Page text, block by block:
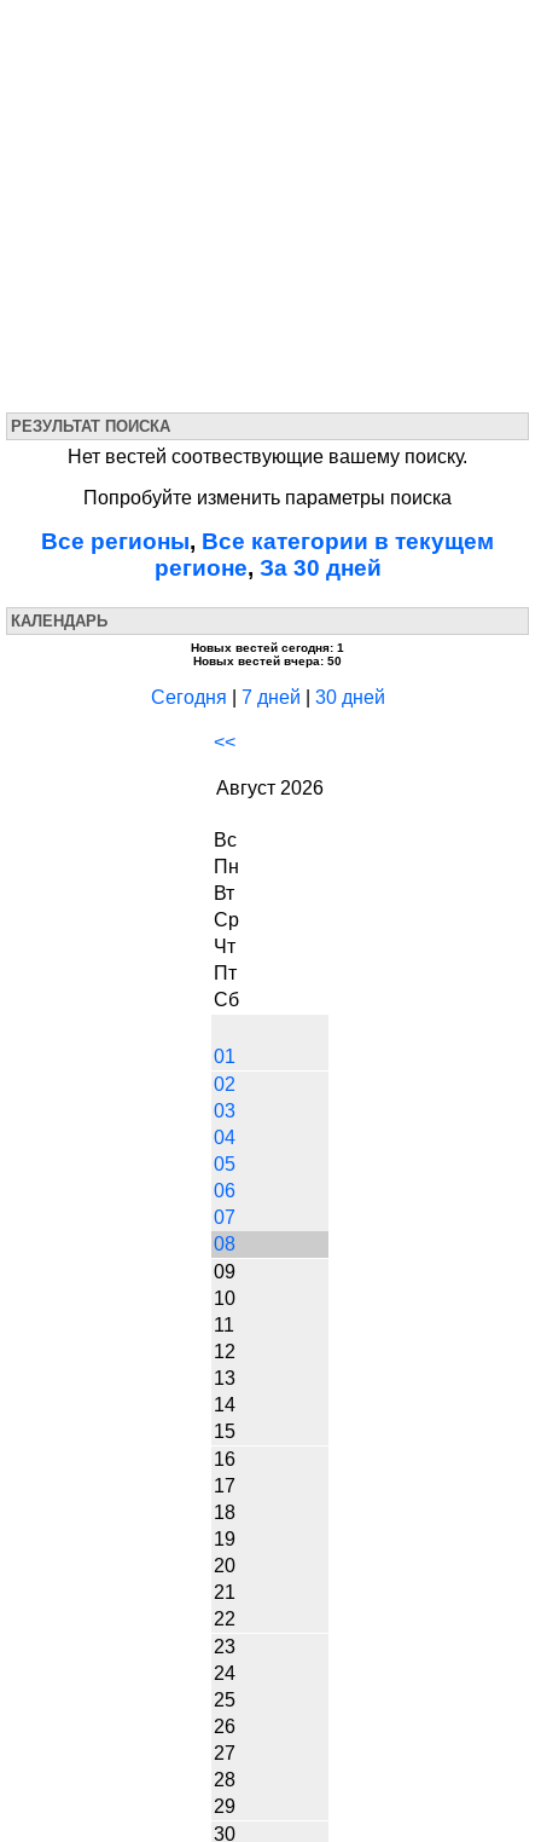
РЕЗУЛЬТАТ ПОИСКА
Нет вестей соотвествующие вашему поиску.
Попробуйте изменить параметры поиска
Все регионы, Все категории в текущем
регионе, За 30 дней
КАЛЕНДАРЬ
Новых вестей сегодня: 1
Новых вестей вчера: 50
Сегодня 7 дней 30 дней
<<
Август 2026
Вс
Пн
Вт
Ср
Чт
Пт
Сб
01
02
03
04
05
06
07
08
09
10
11
12
13
14
15
16
17
18
19
20
21
22
23
24
25
26
27
28
29
30